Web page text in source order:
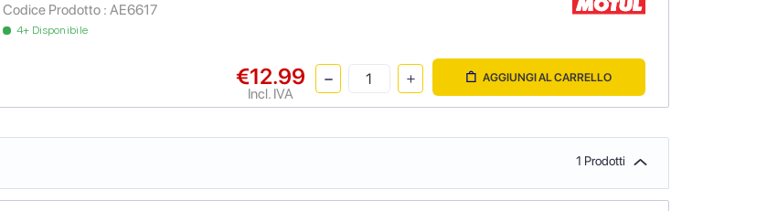
Codice Prodotto : AE6617
4+ Disponibile
€12.99
Incl. IVA
AGGIUNGI AL CARRELLO
1 Prodotti